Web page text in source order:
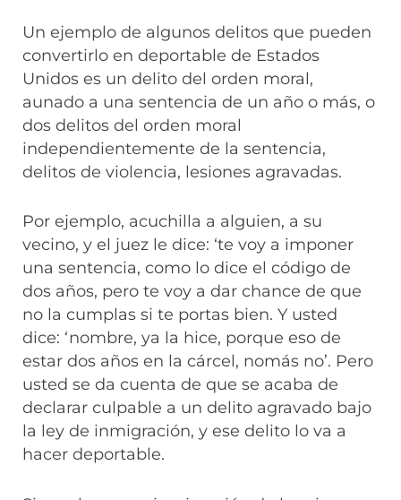
Un ejemplo de algunos delitos que pueden
convertirlo en deportable de Estados
Unidos es un delito del orden moral,
aunado a una sentencia de un año o más, o
dos delitos del orden moral
independientemente de la sentencia,
delitos de violencia, lesiones agravadas.
Por ejemplo, acuchilla a alguien, a su
vecino, y el juez le dice: ‘te voy a imponer
una sentencia, como lo dice el código de
dos años, pero te voy a dar chance de que
no la cumplas si te portas bien. Y usted
dice: ‘nombre, ya la hice, porque eso de
estar dos años en la cárcel, nomás no’. Pero
usted se da cuenta de que se acaba de
declarar culpable a un delito agravado bajo
la ley de inmigración, y ese delito lo va a
hacer deportable.